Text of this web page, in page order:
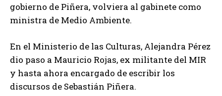
gobierno de Piñera, volviera al gabinete como
ministra de Medio Ambiente.
En el Ministerio de las Culturas, Alejandra Pérez
dio paso a Mauricio Rojas, ex militante del MIR
y hasta ahora encargado de escribir los
discursos de Sebastián Piñera.